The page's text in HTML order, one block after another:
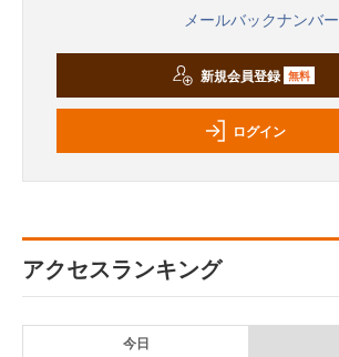
メールバックナンバー
新規会員登録 無料
ログイン
アクセスランキング
今日